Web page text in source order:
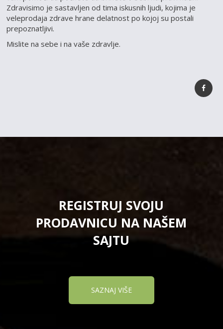
Zdravisimo je sastavljen od tima iskusnih ljudi, kojima je
veleprodaja zdrave hrane delatnost po kojoj su postali
prepoznatljivi.
Mislite na sebe i na vaše zdravlje.
REGISTRUJ SVOJU
PRODAVNICU NA NAŠEM
SAJTU
SAZNAJ VIŠE